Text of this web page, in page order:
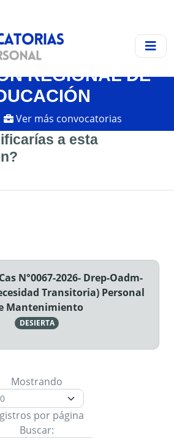
REGIONAL DE
Ver más convocatorias
a esta
N°0067-2026- Drep-Oadm-
Transitoria) Personal
Mantenimiento
DESIERTA
Mostrando
por página
Buscar: